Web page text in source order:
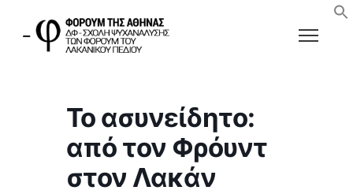
Το ασυνείδητο:
από τον Φρόυντ
στον Λακάν